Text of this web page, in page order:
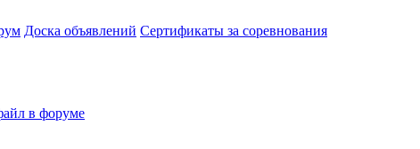
Доска объявлений Сертификаты за соревнования
в форуме